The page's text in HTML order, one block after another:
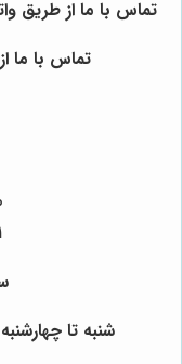
تماس با ما از طریق واتس
تماس با ما از
شنبه تا چهارشنبه از ساعت 9